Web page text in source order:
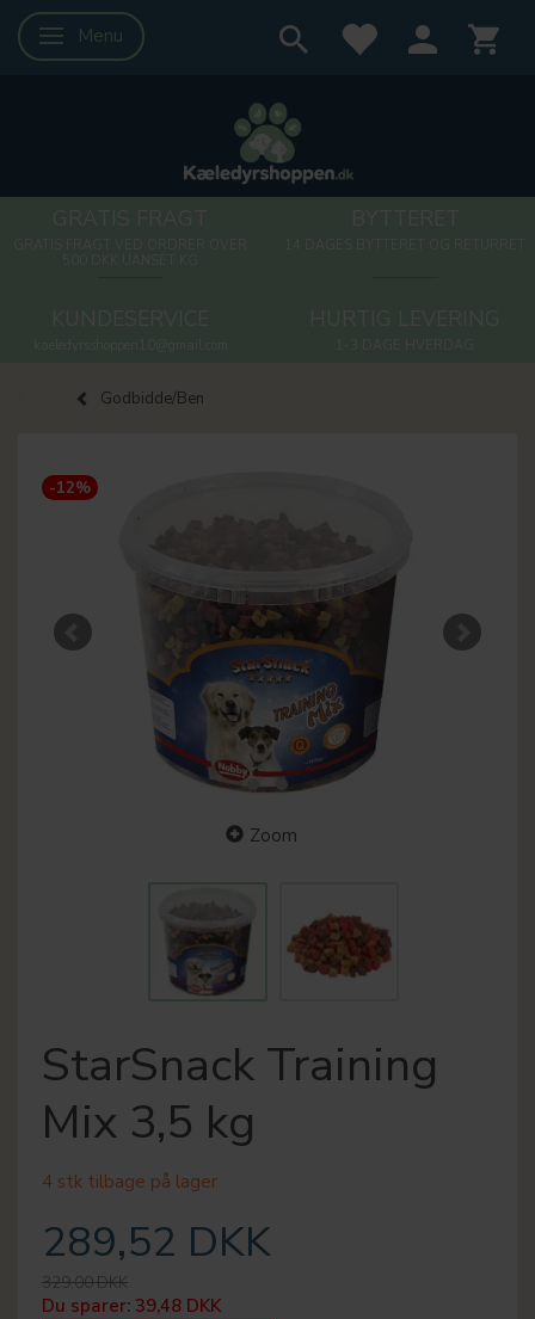
Skifte navigation
Menu
Godbidde/Ben
-12%
Zoom
StarSnack Training
Mix 3,5 kg
4 stk tilbage på lager
289,52 DKK
329,00 DKK
Du sparer: 39,48 DKK